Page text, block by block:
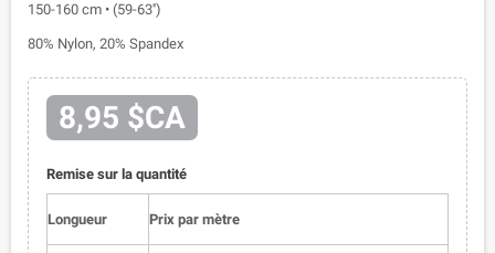
150-160 cm • (59-63'')
80% Nylon, 20% Spandex
8,95 $CA
Remise sur la quantité
Longueur Prix par mètre